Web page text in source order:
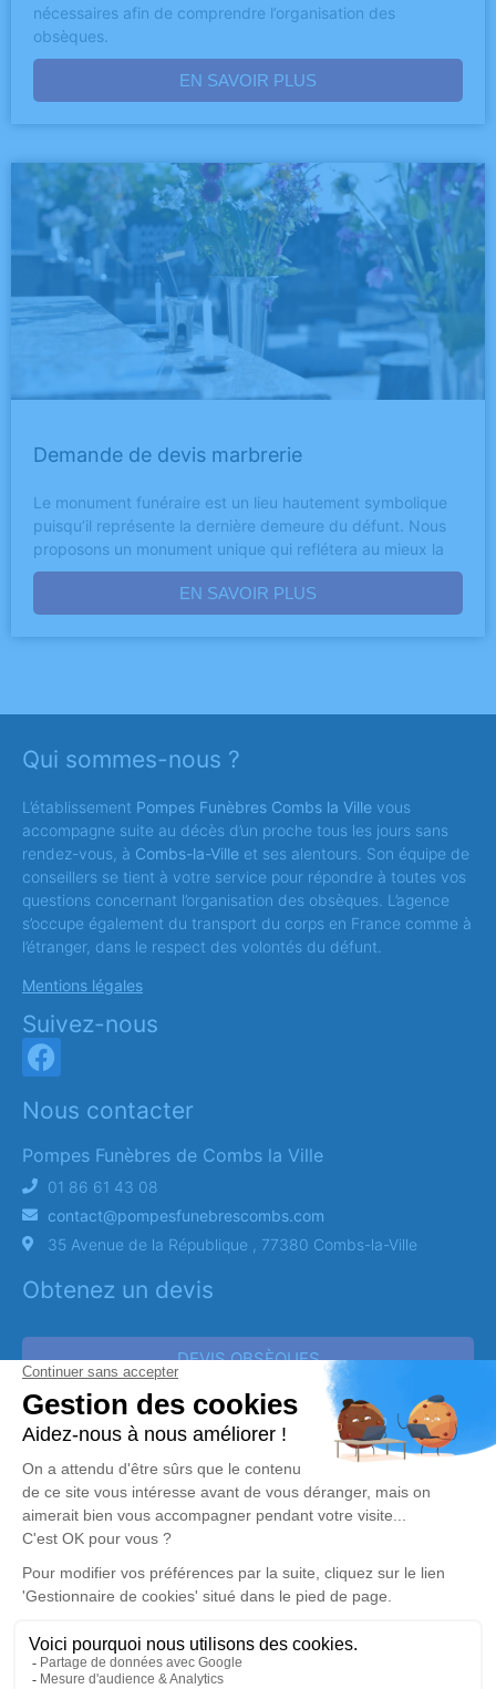
nécessaires afin de comprendre l’organisation des
obsèques.
EN SAVOIR PLUS
Demande de devis marbrerie
Le monument funéraire est un lieu hautement symbolique
puisqu’il représente la dernière demeure du défunt. Nous
proposons un monument unique qui reflétera au mieux la
EN SAVOIR PLUS
Qui sommes-nous ?
L’établissement Pompes Funèbres Combs la Ville vous
accompagne suite au décès d’un proche tous les jours sans
rendez-vous, à Combs-la-Ville et ses alentours. Son équipe de
conseillers se tient à votre service pour répondre à toutes vos
questions concernant l’organisation des obsèques. L’agence
s’occupe également du transport du corps en France comme à
l’étranger, dans le respect des volontés du défunt.
Mentions légales
Suivez-nous
Nous contacter
Pompes Funèbres de Combs la Ville
01 86 61 43 08
contact@pompesfunebrescombs.com
35 Avenue de la République , 77380 Combs-la-Ville
Obtenez un devis
DEVIS OBSÈQUES
DEVIS PRÉVOYANCE
DEVIS MARBRERIE